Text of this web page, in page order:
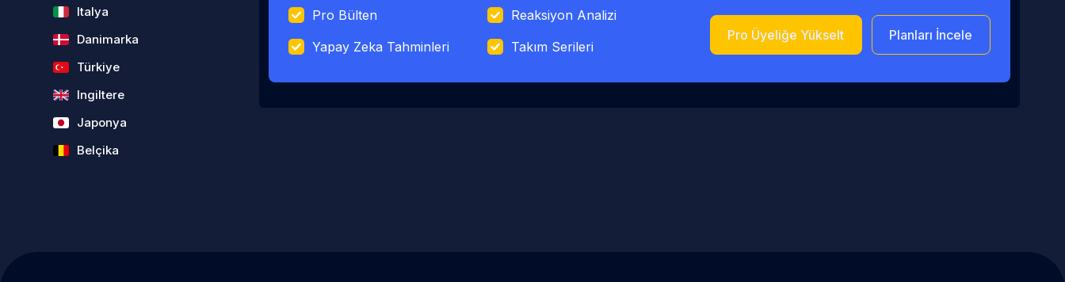
Italya
Danimarka
Türkiye
Ingiltere
Japonya
Belçika
Pro Bülten
Reaksiyon Analizi
Yapay Zeka Tahminleri
Takım Serileri
Pro Üyeliğe Yükselt Planları İncele